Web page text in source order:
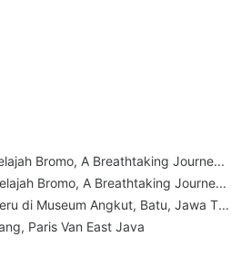
Bromo, A Breathtaking Journe...
Bromo, A Breathtaking Journe...
di Museum Angkut, Batu, Jawa T...
Paris Van East Java